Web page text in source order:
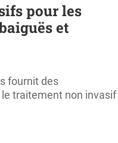
pour les
et
fournit des
traitement non invasif